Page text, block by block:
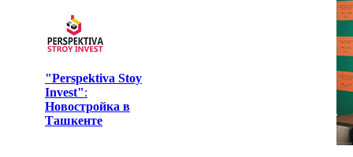
"Perspektiva Stoy
Invest":
Новостройка в
Ташкенте